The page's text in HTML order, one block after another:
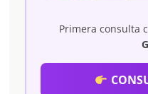
Primera consulta